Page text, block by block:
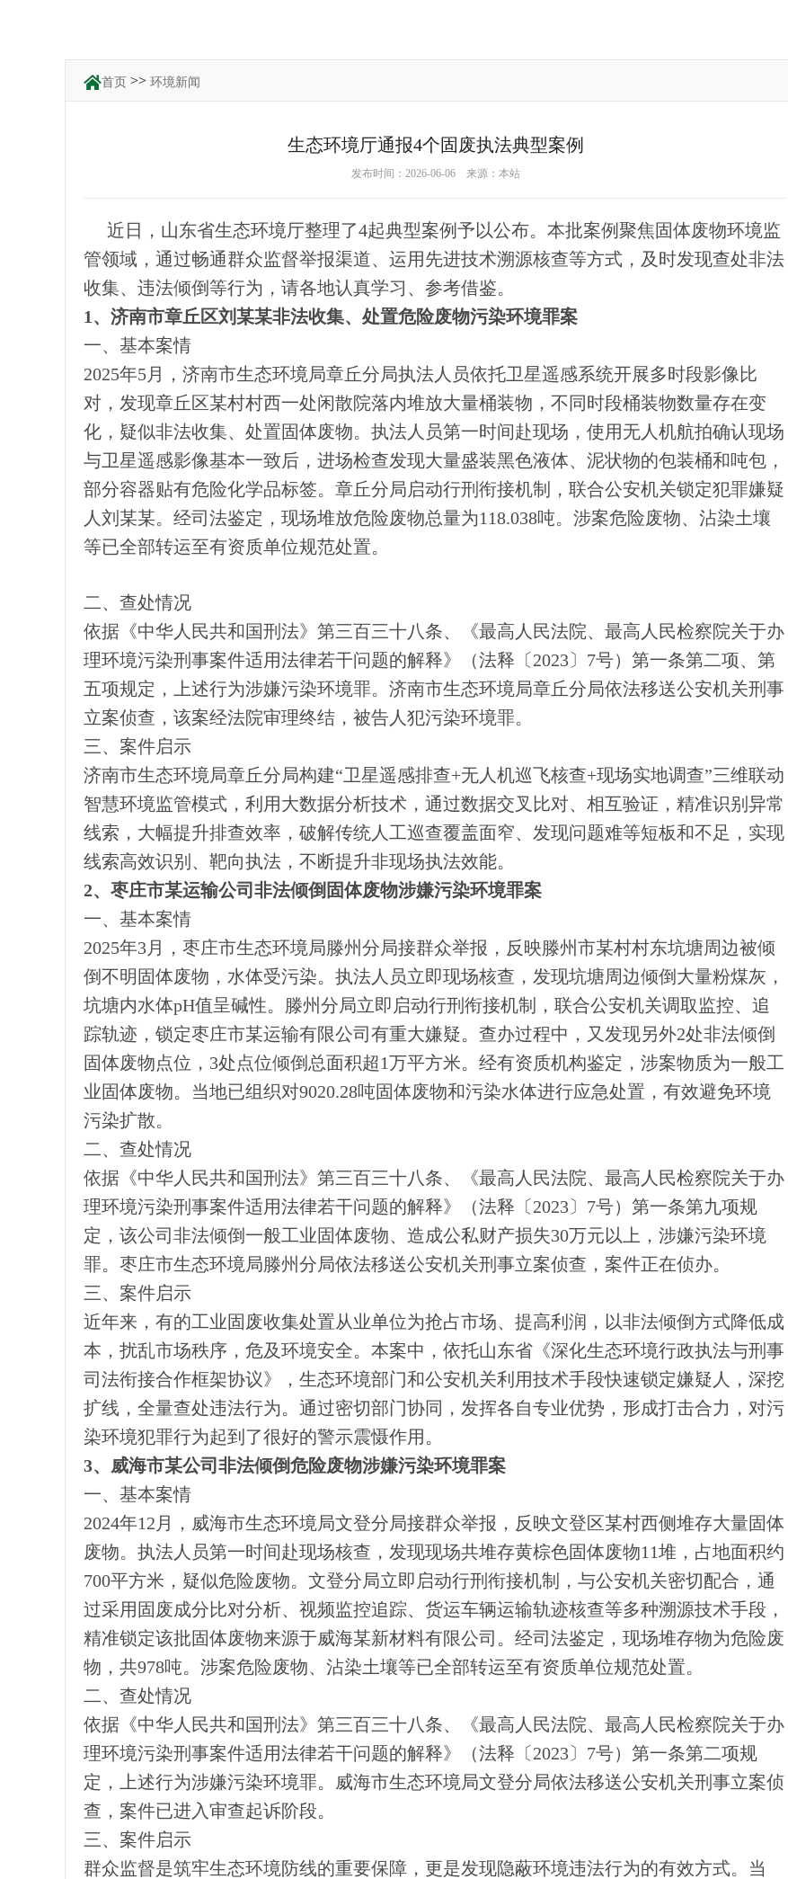
首页 >> 环境新闻
生态环境厅通报4个固废执法典型案例
发布时间：2026-06-06 来源：本站
近日，山东省生态环境厅整理了4起典型案例予以公布。本批案例聚焦固体废物环境监
管领域，通过畅通群众监督举报渠道、运用先进技术溯源核查等方式，及时发现查处非法
收集、违法倾倒等行为，请各地认真学习、参考借鉴。
1、济南市章丘区刘某某非法收集、处置危险废物污染环境罪案
一、基本案情
2025年5月，济南市生态环境局章丘分局执法人员依托卫星遥感系统开展多时段影像比
对，发现章丘区某村村西一处闲散院落内堆放大量桶装物，不同时段桶装物数量存在变
化，疑似非法收集、处置固体废物。执法人员第一时间赴现场，使用无人机航拍确认现场
与卫星遥感影像基本一致后，进场检查发现大量盛装黑色液体、泥状物的包装桶和吨包，
部分容器贴有危险化学品标签。章丘分局启动行刑衔接机制，联合公安机关锁定犯罪嫌疑
人刘某某。经司法鉴定，现场堆放危险废物总量为118.038吨。涉案危险废物、沾染土壤
等已全部转运至有资质单位规范处置。
二、查处情况
依据《中华人民共和国刑法》第三百三十八条、《最高人民法院、最高人民检察院关于办
理环境污染刑事案件适用法律若干问题的解释》（法释〔2023〕7号）第一条第二项、第
五项规定，上述行为涉嫌污染环境罪。济南市生态环境局章丘分局依法移送公安机关刑事
立案侦查，该案经法院审理终结，被告人犯污染环境罪。
三、案件启示
济南市生态环境局章丘分局构建“卫星遥感排查+无人机巡飞核查+现场实地调查”三维联动
智慧环境监管模式，利用大数据分析技术，通过数据交叉比对、相互验证，精准识别异常
线索，大幅提升排查效率，破解传统人工巡查覆盖面窄、发现问题难等短板和不足，实现
线索高效识别、靶向执法，不断提升非现场执法效能。
2、枣庄市某运输公司非法倾倒固体废物涉嫌污染环境罪案
一、基本案情
2025年3月，枣庄市生态环境局滕州分局接群众举报，反映滕州市某村村东坑塘周边被倾
倒不明固体废物，水体受污染。执法人员立即现场核查，发现坑塘周边倾倒大量粉煤灰，
坑塘内水体pH值呈碱性。滕州分局立即启动行刑衔接机制，联合公安机关调取监控、追
踪轨迹，锁定枣庄市某运输有限公司有重大嫌疑。查办过程中，又发现另外2处非法倾倒
固体废物点位，3处点位倾倒总面积超1万平方米。经有资质机构鉴定，涉案物质为一般工
业固体废物。当地已组织对9020.28吨固体废物和污染水体进行应急处置，有效避免环境
污染扩散。
二、查处情况
依据《中华人民共和国刑法》第三百三十八条、《最高人民法院、最高人民检察院关于办
理环境污染刑事案件适用法律若干问题的解释》（法释〔2023〕7号）第一条第九项规
定，该公司非法倾倒一般工业固体废物、造成公私财产损失30万元以上，涉嫌污染环境
罪。枣庄市生态环境局滕州分局依法移送公安机关刑事立案侦查，案件正在侦办。
三、案件启示
近年来，有的工业固废收集处置从业单位为抢占市场、提高利润，以非法倾倒方式降低成
本，扰乱市场秩序，危及环境安全。本案中，依托山东省《深化生态环境行政执法与刑事
司法衔接合作框架协议》，生态环境部门和公安机关利用技术手段快速锁定嫌疑人，深挖
扩线，全量查处违法行为。通过密切部门协同，发挥各自专业优势，形成打击合力，对污
染环境犯罪行为起到了很好的警示震慑作用。
3、威海市某公司非法倾倒危险废物涉嫌污染环境罪案
一、基本案情
2024年12月，威海市生态环境局文登分局接群众举报，反映文登区某村西侧堆存大量固体
废物。执法人员第一时间赴现场核查，发现现场共堆存黄棕色固体废物11堆，占地面积约
700平方米，疑似危险废物。文登分局立即启动行刑衔接机制，与公安机关密切配合，通
过采用固废成分比对分析、视频监控追踪、货运车辆运输轨迹核查等多种溯源技术手段，
精准锁定该批固体废物来源于威海某新材料有限公司。经司法鉴定，现场堆存物为危险废
物，共978吨。涉案危险废物、沾染土壤等已全部转运至有资质单位规范处置。
二、查处情况
依据《中华人民共和国刑法》第三百三十八条、《最高人民法院、最高人民检察院关于办
理环境污染刑事案件适用法律若干问题的解释》（法释〔2023〕7号）第一条第二项规
定，上述行为涉嫌污染环境罪。威海市生态环境局文登分局依法移送公安机关刑事立案侦
查，案件已进入审查起诉阶段。
三、案件启示
群众监督是筑牢生态环境防线的重要保障，更是发现隐蔽环境违法行为的有效方式。当